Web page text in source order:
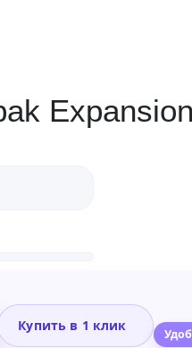
₽.
Купить в 1 клик